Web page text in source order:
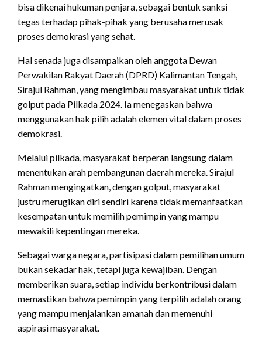
bisa dikenai hukuman penjara, sebagai bentuk sanksi
tegas terhadap pihak-pihak yang berusaha merusak
proses demokrasi yang sehat.
Hal senada juga disampaikan oleh anggota Dewan
Perwakilan Rakyat Daerah (DPRD) Kalimantan Tengah,
Sirajul Rahman, yang mengimbau masyarakat untuk tidak
golput pada Pilkada 2024. Ia menegaskan bahwa
menggunakan hak pilih adalah elemen vital dalam proses
demokrasi.
Melalui pilkada, masyarakat berperan langsung dalam
menentukan arah pembangunan daerah mereka. Sirajul
Rahman mengingatkan, dengan golput, masyarakat
justru merugikan diri sendiri karena tidak memanfaatkan
kesempatan untuk memilih pemimpin yang mampu
mewakili kepentingan mereka.
Sebagai warga negara, partisipasi dalam pemilihan umum
bukan sekadar hak, tetapi juga kewajiban. Dengan
memberikan suara, setiap individu berkontribusi dalam
memastikan bahwa pemimpin yang terpilih adalah orang
yang mampu menjalankan amanah dan memenuhi
aspirasi masyarakat.